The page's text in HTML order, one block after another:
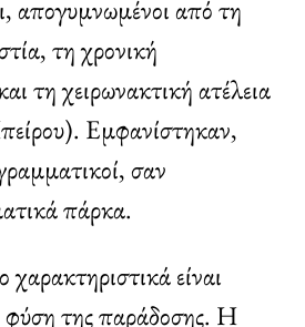
απογυμνωμένοι από τη
τη χρονική
τη χειρωνακτική ατέλεια
Εμφανίστηκαν,
σαν
πάρκα.
είναι
της παράδοσης. Η